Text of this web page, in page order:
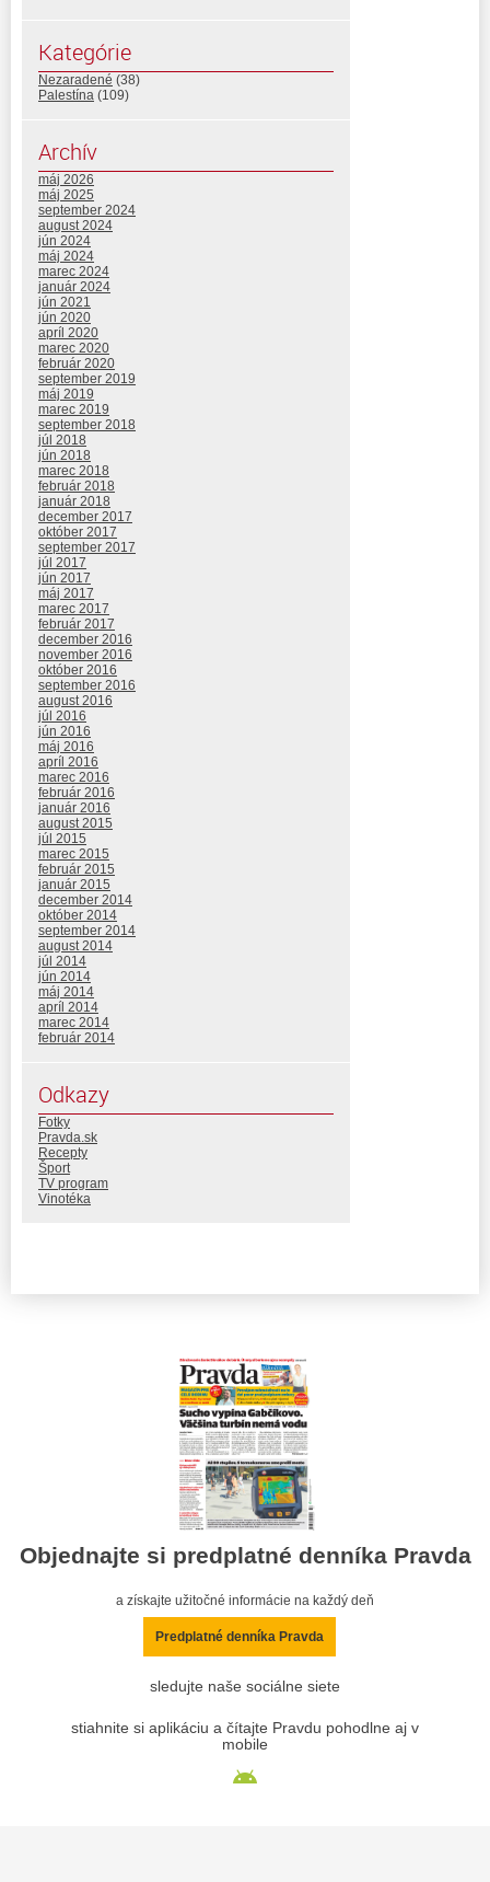
Kategórie
Nezaradené (38)
Palestína (109)
Archív
máj 2026
máj 2025
september 2024
august 2024
jún 2024
máj 2024
marec 2024
január 2024
jún 2021
jún 2020
apríl 2020
marec 2020
február 2020
september 2019
máj 2019
marec 2019
september 2018
júl 2018
jún 2018
marec 2018
február 2018
január 2018
december 2017
október 2017
september 2017
júl 2017
jún 2017
máj 2017
marec 2017
február 2017
december 2016
november 2016
október 2016
september 2016
august 2016
júl 2016
jún 2016
máj 2016
apríl 2016
marec 2016
február 2016
január 2016
august 2015
júl 2015
marec 2015
február 2015
január 2015
december 2014
október 2014
september 2014
august 2014
júl 2014
jún 2014
máj 2014
apríl 2014
marec 2014
február 2014
Odkazy
Fotky
Pravda.sk
Recepty
Šport
TV program
Vinotéka
Objednajte si predplatné denníka Pravda
a získajte užitočné informácie na každý deň
Predplatné denníka Pravda
sledujte naše sociálne siete
stiahnite si aplikáciu a čítajte Pravdu pohodlne aj v
mobile